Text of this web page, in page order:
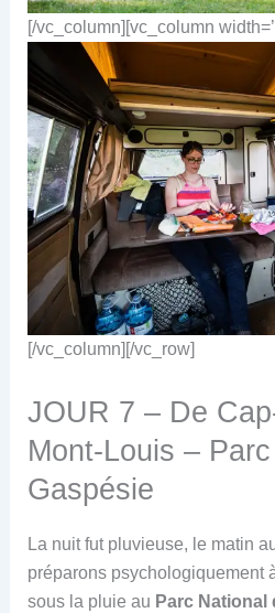
[/vc_column][vc_column
[/vc_column][/vc_row]
JOUR 7 – De
Mont-Louis –
Gaspésie
La nuit fut pluvieuse, le matin
préparons psychologiquement
sous la pluie au Parc National